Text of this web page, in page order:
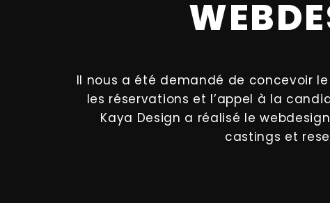
Il nous a été demandé de concevoir
les réservations et l’appel à la
Kaya Design a réalisé le
castings et